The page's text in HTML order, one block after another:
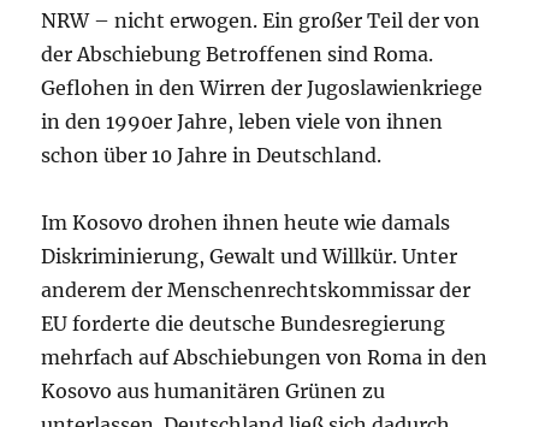
NRW – nicht erwogen. Ein großer Teil der von
der Abschiebung Betroffenen sind Roma.
Geflohen in den Wirren der Jugoslawienkriege
in den 1990er Jahre, leben viele von ihnen
schon über 10 Jahre in Deutschland.
Im Kosovo drohen ihnen heute wie damals
Diskriminierung, Gewalt und Willkür. Unter
anderem der Menschenrechtskommissar der
EU forderte die deutsche Bundesregierung
mehrfach auf Abschiebungen von Roma in den
Kosovo aus humanitären Grünen zu